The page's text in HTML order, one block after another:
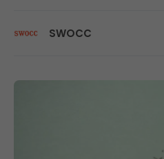
SWOCC